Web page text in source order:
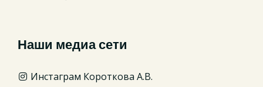
Наши медиа сети
Инстаграм Короткова А.В.